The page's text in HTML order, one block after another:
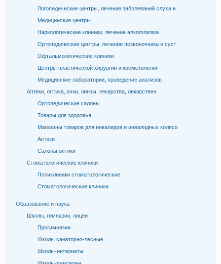
Логопедические центры, лечение заболеваний слуха и
Медицинские центры
Наркологические клиники, лечение алкоголизма
Ортопедические центры, лечение позвоночника и суст
Офтальмологические клиники
Центры пластической хирургии и косметологии
Медицинские лаборатории, проведение анализов
Аптеки, оптика, очки, линзы, лекарства, лекарствен
Ортопедические салоны
Товары для здоровья
Магазины товаров для инвалидов и инвалидных колясо
Аптеки
Салоны оптики
Стоматологические клиники
Поликлиники стоматологические
Стоматологические клиники
Образование и наука
Школы, гимназии, лицеи
Прогимназии
Школы санаторно-лесные
Школы-интернаты